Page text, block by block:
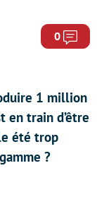
0
1 million
en train d’être
été trop
?